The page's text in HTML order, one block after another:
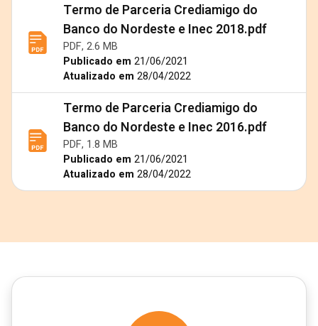
Termo de Parceria Crediamigo do
Banco do Nordeste e Inec 2018.pdf
PDF, 2.6 MB
Publicado em 21/06/2021
Atualizado em 28/04/2022
Termo de Parceria Crediamigo do
Banco do Nordeste e Inec 2016.pdf
PDF, 1.8 MB
Publicado em 21/06/2021
Atualizado em 28/04/2022